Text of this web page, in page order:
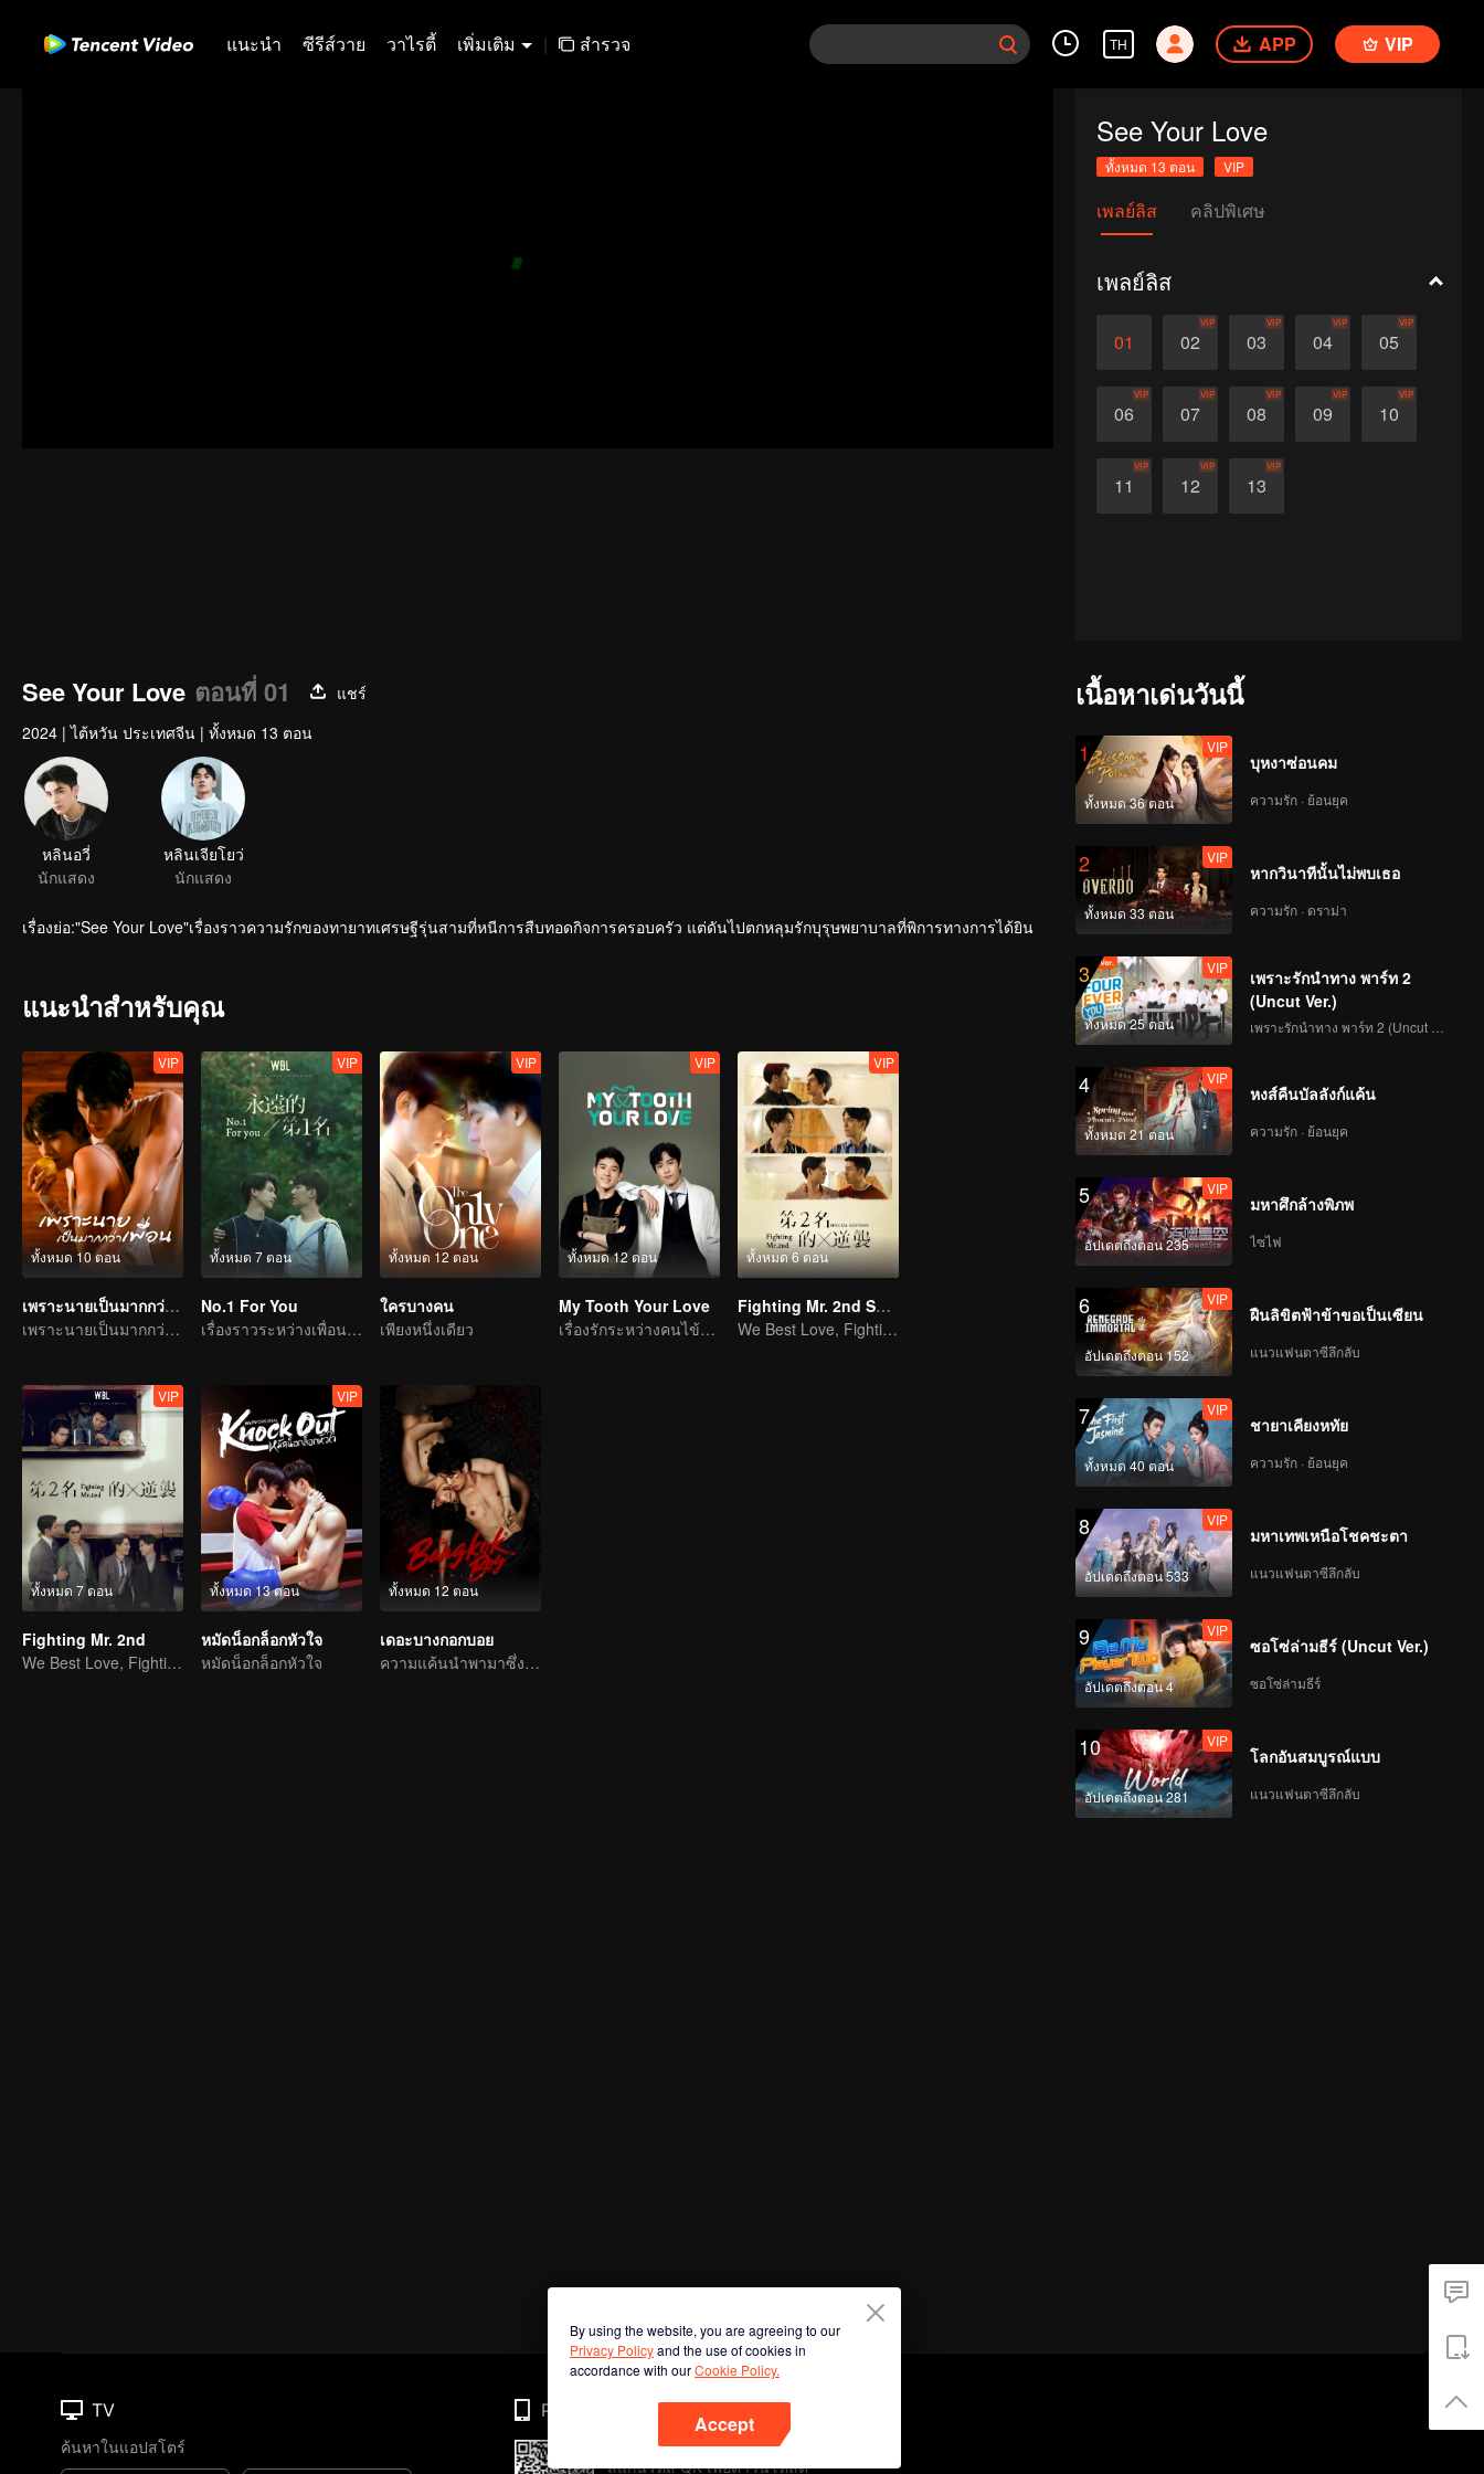
แนะนำ ซีรีส์วาย วาไรตี้ เพิ่มเติม | สำรวจ TH APP VIP
See Your Love
ทั้งหมด 13 ตอน VIP
เพลย์ลิส คลิปพิเศษ
เพลย์ลิส
01 02
VIP
03
VIP
04
VIP
05
VIP
06
VIP
07
VIP
08
VIP
09
VIP
10
VIP
11
VIP
12
VIP
13
VIP
See Your Love ตอนที่ 01
แชร์
2024 | ไต้หวัน ประเทศจีน | ทั้งหมด 13 ตอน
เรื่องย่อ:"See Your Love"เรื่องราวความรักของทายาทเศรษฐีรุ่นสามที่หนีการสืบทอดกิจการครอบครัว แต่ดันไปตกหลุมรักบุรุษพยาบาลที่พิการทางการได้ยิน
แนะนำสำหรับคุณ
ทั้งหมด 10 ตอน
VIP
เพราะนายเป็นมากกว่าเพื่อน
เพราะนายเป็นมากกว่าเพื่อน
ทั้งหมด 7 ตอน
VIP
No.1 For You
เรื่องราวระหว่างเพื่อนสมัยเด็ก
ทั้งหมด 12 ตอน
VIP
ใครบางคน
เพียงหนึ่งเดียว
ทั้งหมด 12 ตอน
VIP
My Tooth Your Love
เรื่องรักระหว่างคนไข้กับหมอฟัน
ทั้งหมด 6 ตอน
VIP
Fighting Mr. 2nd Special Edition
We Best Love, Fighting Mr. 2nd.
ทั้งหมด 7 ตอน
VIP
Fighting Mr. 2nd
We Best Love, Fighting Mr. 2nd.
ทั้งหมด 13 ตอน
VIP
หมัดน็อกล็อกหัวใจ
หมัดน็อกล็อกหัวใจ
ทั้งหมด 12 ตอน
เดอะบางกอกบอย
ความแค้นนำพามาซึ่งความรัก
เนื้อหาเด่นวันนี้
1
ทั้งหมด 36 ตอน
VIP
บุหงาซ่อนคม
ความรัก · ย้อนยุค
2
ทั้งหมด 33 ตอน
VIP
หากวินาทีนั้นไม่พบเธอ
ความรัก · ดราม่า
3
ทั้งหมด 25 ตอน
VIP
เพราะรักนำทาง พาร์ท 2
(Uncut Ver.)
4
ทั้งหมด 21 ตอน
VIP
หงส์คืนบัลลังก์แค้น
ความรัก · ย้อนยุค
5
อัปเดตถึงตอน 235
VIP
มหาศึกล้างพิภพ
ไซไฟ
6
อัปเดตถึงตอน 152
VIP
ฝืนลิขิตฟ้าข้าขอเป็นเซียน
แนวแฟนตาซีลึกลับ
7
ทั้งหมด 40 ตอน
VIP
ชายาเคียงหทัย
ความรัก · ย้อนยุค
8
อัปเดตถึงตอน 533
VIP
มหาเทพเหนือโชคชะตา
แนวแฟนตาซีลึกลับ
9
อัปเดตถึงตอน 4
VIP
ซอโซ่ล่ามธีร์ (Uncut Ver.)
ซอโซ่ล่ามธีร์
10
อัปเดตถึงตอน 281
VIP
โลกอันสมบูรณ์แบบ
แนวแฟนตาซีลึกลับ
By using the website, you are agreeing to our
Privacy Policyand the use of cookies in
accordance with ourCookie Policy.
Accept
TV
ค้นหาในแอปสโตร์
Phone
สแกนรหัส QR เพื่อดาวน์โหลด